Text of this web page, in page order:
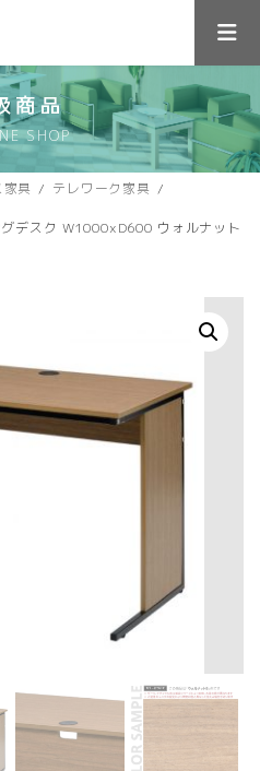
商品
SHOP
具
テレワーク家具
デスク W1000xD600 ウォルナット